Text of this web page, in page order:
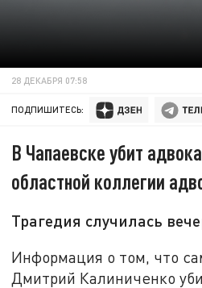
28 ДЕКАБРЯ 07:58
ПОДПИШИТЕСЬ:
В Чапаевске убит
областной коллегии
Трагедия случилась
Информация о том, что
Дмитрий Калиниченко